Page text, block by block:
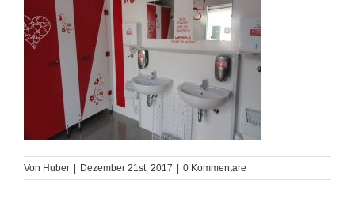
Von Huber Dezember 21st, 2017 0 Kommentare